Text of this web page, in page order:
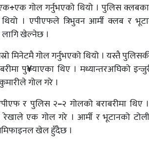
÷एक गोल गर्नुभएको थियो । पुलिस
। एपीएफले त्रिभुवन आर्मी क्लब र
खेल्नेछ ।
मिनेटमै गोल गर्नुभएको थियो । यस्तै
पु¥याएका थिए । मध्यान्तरअघिको
गोल गरे ।
र पुलिस २–२ गोलको बराबरीमा
रेखाले एक गोल गरे । आर्मी र भूटानको
खेल हुँदैछ ।